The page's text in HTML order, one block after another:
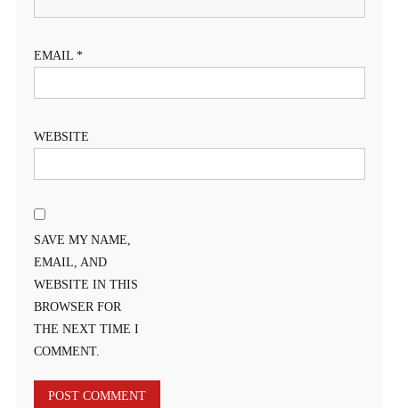
EMAIL *
WEBSITE
SAVE MY NAME,
EMAIL, AND
WEBSITE IN THIS
BROWSER FOR
THE NEXT TIME I
COMMENT.